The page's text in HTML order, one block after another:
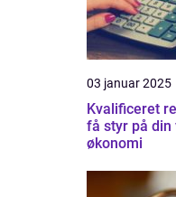
03 januar 2025
Kvalificeret
få styr på din
økonomi